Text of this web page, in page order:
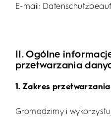
E-mail:
II. Ogólne
przetwarzania
1. Zakres
Gromadzimy i